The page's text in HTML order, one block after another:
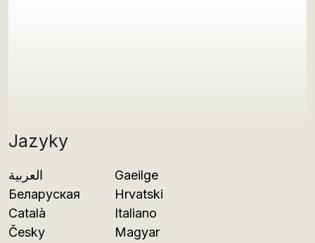
Jazyky
العربية
Беларуская
Català
Česky
Gaeilge
Hrvatski
Italiano
Magyar